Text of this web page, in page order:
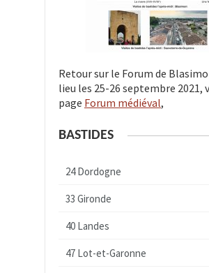
Retour sur le Forum de
lieu les 25-26 septembre 2021,
page Forum médiéval,
BASTIDES
24 Dordogne
33 Gironde
40 Landes
47 Lot-et-Garonne